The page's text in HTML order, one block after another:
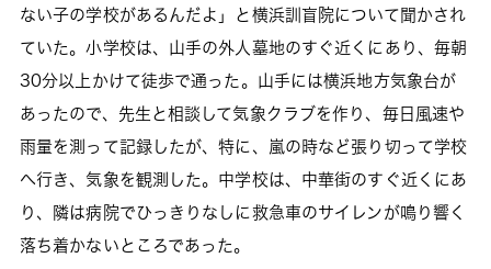
ない子の学校があるんだよ」と横浜訓盲院について聞かされ
ていた。小学校は、山手の外人墓地のすぐ近くにあり、毎朝
30分以上かけて徒歩で通った。山手には横浜地方気象台が
あったので、先生と相談して気象クラブを作り、毎日風速や
雨量を測って記録したが、特に、嵐の時など張り切って学校
へ行き、気象を観測した。中学校は、中華街のすぐ近くにあ
り、隣は病院でひっきりなしに救急車のサイレンが鳴り響く
落ち着かないところであった。